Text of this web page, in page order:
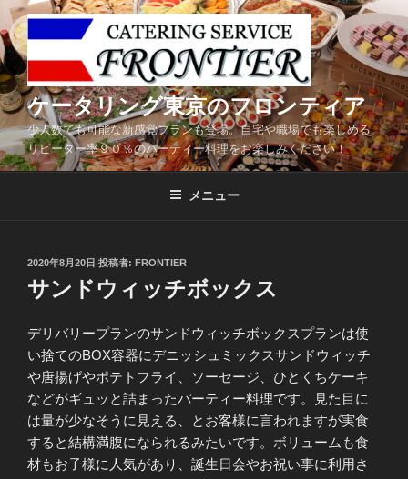
コ
ン
テ
ン
ツ
へ
キ
ケータリング東京のフロンティア
少人数でも可能な新感覚プランも登場。自宅や職場でも楽しめる
リピーター率９０％のパーティー料理をお楽しみください！
メニュー
投
稿
日:
2020年8月20日 投稿者: FRONTIER
サンドウィッチボックス
デリバリープランのサンドウィッチボックスプランは使
い捨てのBOX容器にデニッシュミックスサンドウィッチ
や唐揚げやポテトフライ、ソーセージ、ひとくちケーキ
などがギュッと詰まったパーティー料理です。見た目に
は量が少なそうに見える、とお客様に言われますが実食
すると結構満腹になられるみたいです。ボリュームも食
材もお子様に人気があり、誕生日会やお祝い事に利用さ